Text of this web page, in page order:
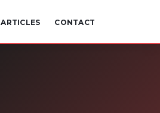
ARTICLES CONTACT